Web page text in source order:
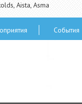
Aista, Asma
Cобытия